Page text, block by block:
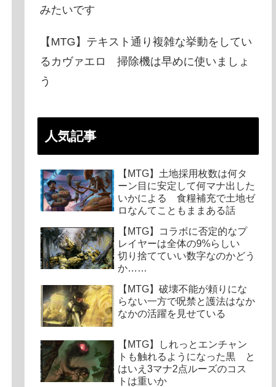
みたいです
【MTG】テキスト通り複雑な挙動をしてい
るカヴァエロ 掃除機は早めに使いましょ
う
人気記事
【MTG】土地採用枚数は何タ
ーン目に安定して何マナ出した
いかによる 食糧補充で土地ゼ
ロなんてこともままある話
【MTG】コラボに否定的なプ
レイヤーは全体の9%らしい
切り捨てていい数字なのかどう
か……
【MTG】破壊不能が頼りにな
らない一方で呪禁と護法はなか
なかの活躍を見せている
【MTG】しれっとエンチャン
トも触れるようになった黒 と
はいえ3マナ2点ルーズのコス
トは重いか